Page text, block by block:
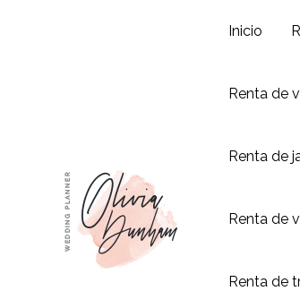
Inicio
Renta de
Renta de
Renta de
Renta de